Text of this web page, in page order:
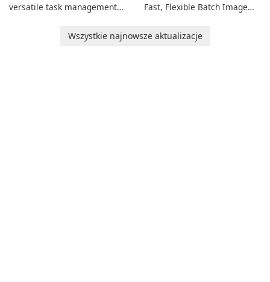
versatile task management
individuals and teams
Fast, Flexible Batch Image
macOS and Linux XnConvert
Wszystkie najnowsze aktualizacje